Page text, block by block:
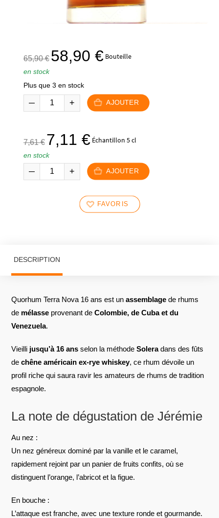
65,90€
Le
prix
était :
65,90 €.
58,90 €Le
prix
58,90 €.
Bouteille
en stock
Plus que 3 en stock
AJOUTER
7,61€
Le
prix
initial
était :
7,61 €.
7,11 €Le
prix
est :
7,11 €.
Échantillon 5 cl
en stock
AJOUTER
FAVORIS
DESCRIPTION
Quorhum Terra Nova 16 ans est un assemblagede rhums
de mélasseprovenant de Colombie, de Cuba et du
Venezuela.
Vieilli jusqu’à 16 ansselon la méthode Soleradans des fûts
de chêne américain ex-rye whiskey, ce rhum dévoile un
profil riche qui saura ravir les amateurs de rhums de tradition
espagnole.
La note de dégustation de Jérémie
Au nez :
Un nez généreux dominé par la vanille et le caramel,
rapidement rejoint par un panier de fruits confits, où se
distinguent l’orange, l’abricot et la figue.
En bouche :
L’attaque est franche, avec une texture ronde et gourmande.